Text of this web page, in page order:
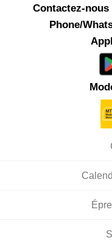
Contactez-nous
Phone/